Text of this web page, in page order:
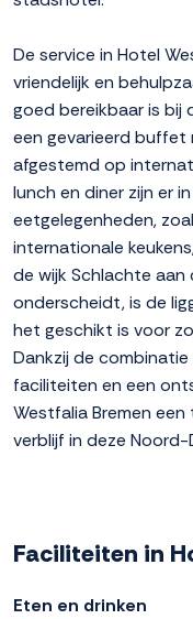
De service in Hotel
vriendelijk en
goed bereikbaar is
een gevarieerd buffet
afgestemd op
lunch en diner zijn er
eetgelegenheden,
internationale
de wijk Schlachte aan
onderscheidt, is de
het geschikt is voor
Dankzij de
faciliteiten en een
Westfalia Bremen
verblijf in deze
Faciliteiten in
Eten en drinken